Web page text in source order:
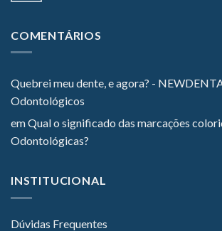
COMENTÁRIOS
Quebrei meu dente, e agora? -
Odontológicos
emQual o significado das marcações
Odontológicas?
INSTITUCIONAL
Dúvidas Frequentes